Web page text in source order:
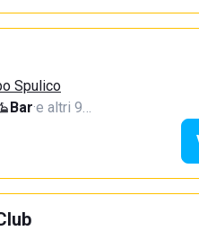
Spulico
Bar·e altri 9…